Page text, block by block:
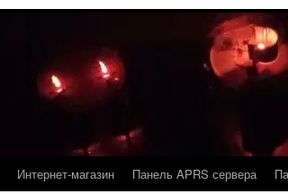
Интернет-магазин Панель APRS сервера